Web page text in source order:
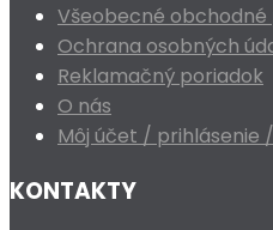
Všeobecné
Ochrana osobných
Reklamačný poriadok
O nás
Môj účet / prihlásenie
KONTAKTY